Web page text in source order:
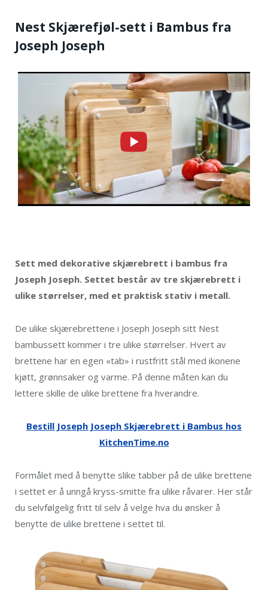
Nest Skjærefjøl-sett i Bambus fra
Joseph Joseph
Sett med dekorative skjærebrett i bambus fra
Joseph Joseph. Settet består av tre skjærebrett i
ulike størrelser, med et praktisk stativ i metall.
De ulike skjærebrettene i Joseph Joseph sitt Nest
bambussett kommer i tre ulike størrelser. Hvert av
brettene har en egen «tab» i rustfritt stål med ikonene
kjøtt, grønnsaker og varme. På denne måten kan du
lettere skille de ulike brettene fra hverandre.
Bestill Joseph Joseph Skjærebrett i Bambus hos
KitchenTime.no
Formålet med å benytte slike tabber på de ulike brettene
i settet er å unngå kryss-smitte fra ulike råvarer. Her står
du selvfølgelig fritt til selv å velge hva du ønsker å
benytte de ulike brettene i settet til.